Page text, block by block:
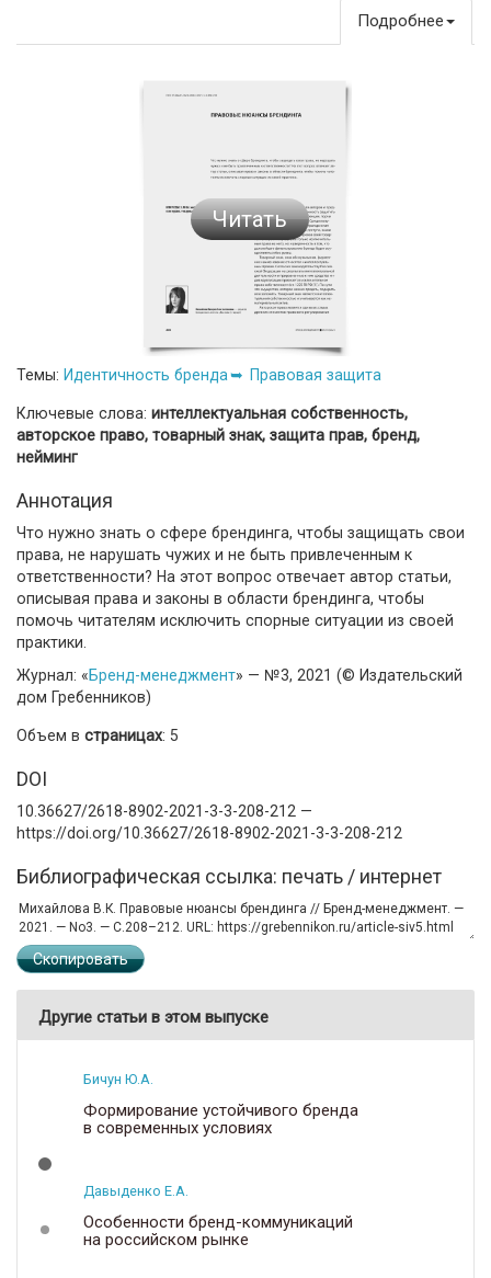
Подробнее
Читать
Темы: Идентичность бренда Правовая защита
Ключевые слова: интеллектуальная собственность,
авторское право, товарный знак, защита прав, бренд,
нейминг
Аннотация
Что нужно знать о сфере брендинга, чтобы защищать свои
права, не нарушать чужих и не быть привлеченным к
ответственности? На этот вопрос отвечает автор статьи,
описывая права и законы в области брендинга, чтобы
помочь читателям исключить спорные ситуации из своей
практики.
Журнал: «Бренд-менеджмент» — №3, 2021 (© Издательский
дом Гребенников)
Объем в страницах: 5
DOI
10.36627/2618-8902-2021-3-3-208-212 —
https://doi.org/10.36627/2618-8902-2021-3-3-208-212
Библиографическая ссылка: печать / интернет
Скопировать
Другие статьи в этом выпуске
Бичун Ю.А.
Формирование устойчивого бренда
в современных условиях
Давыденко Е.А.
Особенности бренд-коммуникаций
на российском рынке